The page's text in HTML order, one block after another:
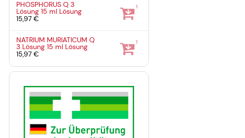
PHOSPHORUS Q 3
Lösung15 ml Lösung
15,97 €
1
NATRIUM MURIATICUM Q
3 Lösung15 ml Lösung
15,97 €
1